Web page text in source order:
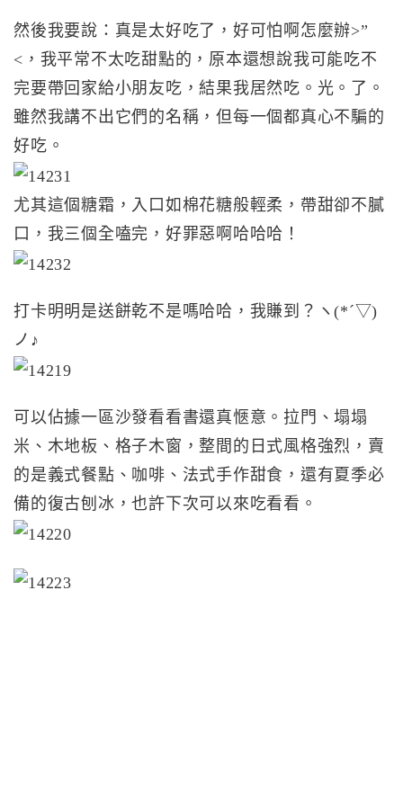
然後我要說：真是太好吃了，好可怕啊怎麼辦>”
<，我平常不太吃甜點的，原本還想說我可能吃不
完要帶回家給小朋友吃，結果我居然吃。光。了。
雖然我講不出它們的名稱，但每一個都真心不騙的
好吃。
尤其這個糖霜，入口如棉花糖般輕柔，帶甜卻不膩
口，我三個全嗑完，好罪惡啊哈哈哈！
打卡明明是送餅乾不是嗎哈哈，我賺到？ヽ(*´▽)
ノ♪
可以佔據一區沙發看看書還真愜意。拉門、塌塌
米、木地板、格子木窗，整間的日式風格強烈，賣
的是義式餐點、咖啡、法式手作甜食，還有夏季必
備的復古刨冰，也許下次可以來吃看看。